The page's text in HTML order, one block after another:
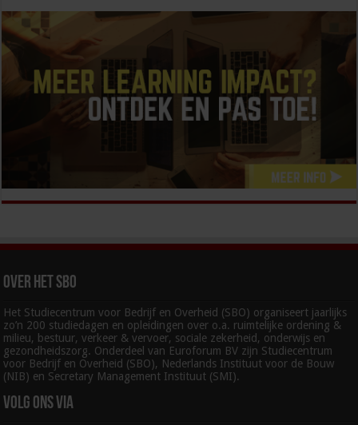
Over het SBO
Het Studiecentrum voor Bedrijf en Overheid (SBO) organiseert jaarlijks
zo’n 200 studiedagen en opleidingen over o.a. ruimtelijke ordening &
milieu, bestuur, verkeer & vervoer, sociale zekerheid, onderwijs en
gezondheidszorg. Onderdeel van Euroforum BV zijn Studiecentrum
voor Bedrijf en Overheid (SBO), Nederlands Instituut voor de Bouw
(NIB) en Secretary Management Instituut (SMI).
Volg ons via